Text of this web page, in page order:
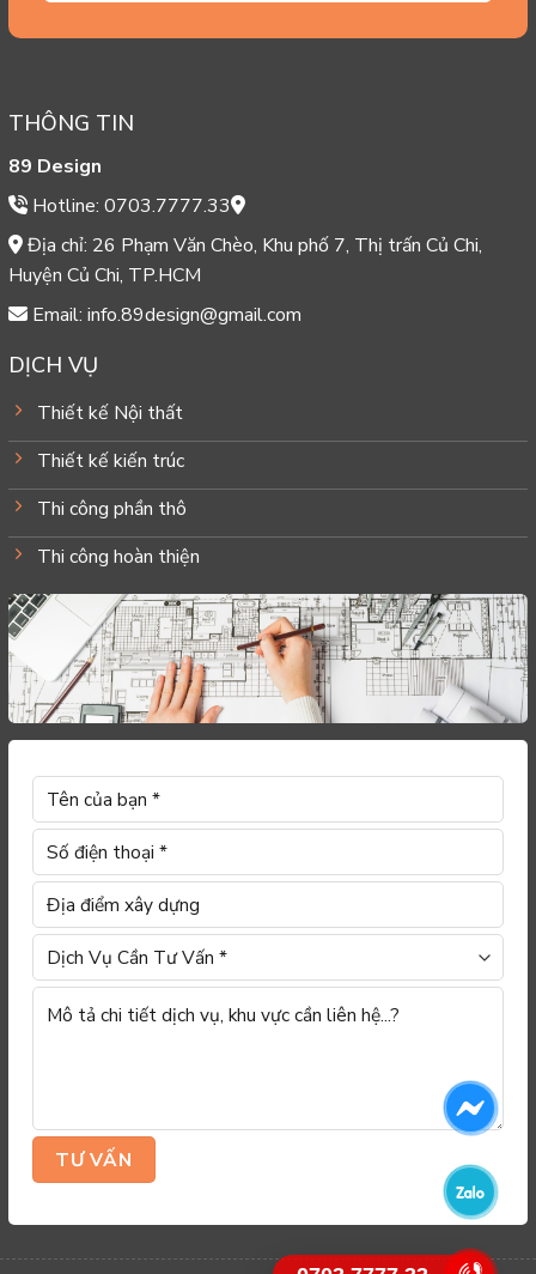
THÔNG TIN
89 Design
Hotline: 0703.7777.33
Địa chỉ: 26 Phạm Văn Chèo, Khu phố 7, Thị trấn Củ Chi,
Huyện Củ Chi, TP.HCM
Email: info.89design@gmail.com
DỊCH VỤ
Thiết kế Nội thất
Thiết kế kiến trúc
Thi công phần thô
Thi công hoàn thiện